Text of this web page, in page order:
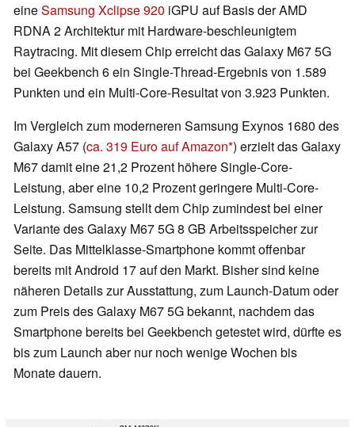
eineSamsung Xclipse 920 iGPU auf Basis der AMD
RDNA 2 Architektur mit Hardware-beschleunigtem
Raytracing. Mit diesem Chip erreicht das Galaxy M67 5G
bei Geekbench 6 ein Single-Thread-Ergebnis von 1.589
Punkten und ein Multi-Core-Resultat von 3.923 Punkten.
Im Vergleich zum moderneren Samsung Exynos 1680 des
Galaxy A57 (ca. 319 Euro auf Amazon ) erzielt das Galaxy
M67 damit eine 21,2 Prozent höhere Single-Core-
Leistung, aber eine 10,2 Prozent geringere Multi-Core-
Leistung. Samsung stellt dem Chip zumindest bei einer
Variante des Galaxy M67 5G 8 GB Arbeitsspeicher zur
Seite. Das Mittelklasse-Smartphone kommt offenbar
bereits mit Android 17 auf den Markt. Bisher sind keine
näheren Details zur Ausstattung, zum Launch-Datum oder
zum Preis des Galaxy M67 5G bekannt, nachdem das
Smartphone bereits bei Geekbench getestet wird, dürfte es
bis zum Launch aber nur noch wenige Wochen bis
Monate dauern.